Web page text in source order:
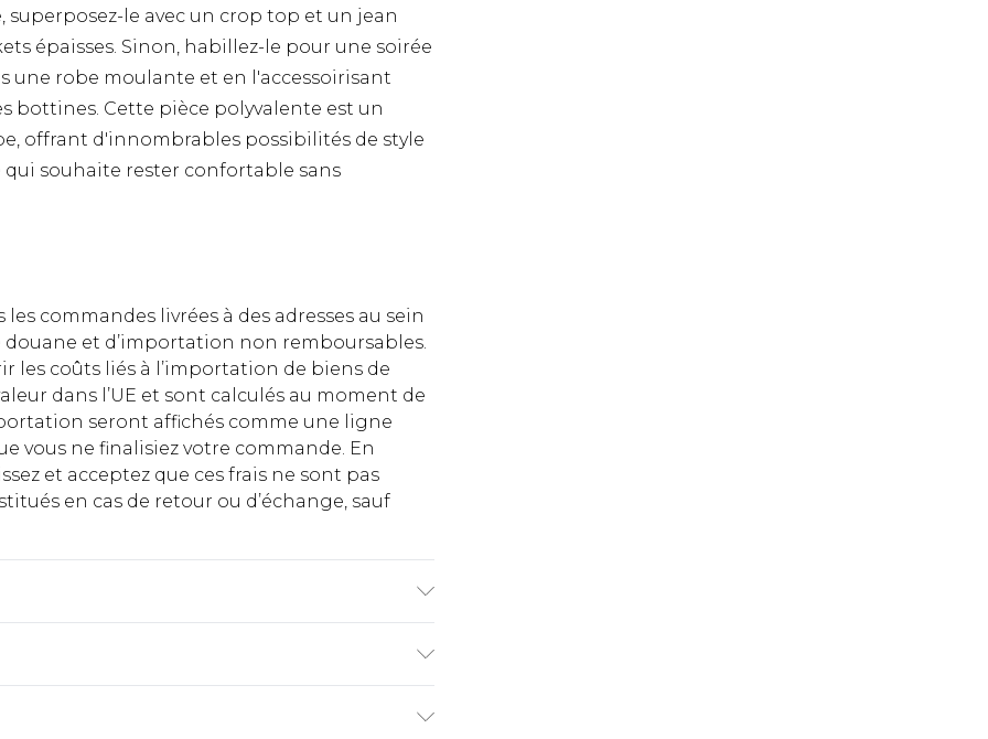
le avec un crop top et un jean
épaisses. Sinon, habillez-le pour une soirée
une robe moulante et en l'accessoirisant
bottines. Cette pièce polyvalente est un
offrant d'innombrables possibilités de style
souhaite rester confortable sans
commandes livrées à des adresses au sein
douane et d’importation non remboursables.
les coûts liés à l’importation de biens de
dans l’UE et sont calculés au moment de
seront affichés comme une ligne
vous ne finalisiez votre commande. En
et acceptez que ces frais ne sont pas
en cas de retour ou d’échange, sauf
€2.99